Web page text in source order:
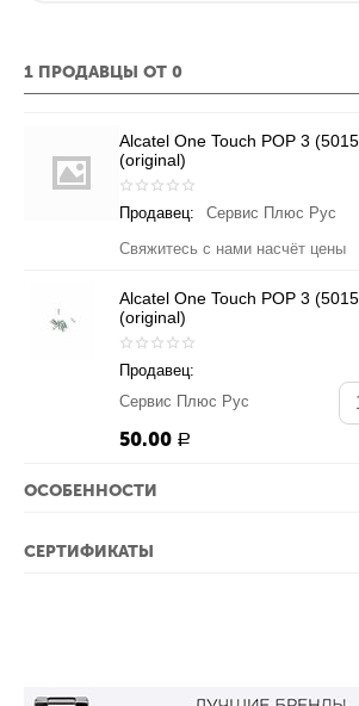
1 ПРОДАВЦЫ ОТ 0
Alcatel One Touch POP 3
(original)
Продавец:
Сервис Плюс Рус
Свяжитесь с нами насчёт цены
Alcatel One Touch POP 3
(original)
Продавец:
Сервис Плюс Рус
50.00 Р
ОСОБЕННОСТИ
СЕРТИФИКАТЫ